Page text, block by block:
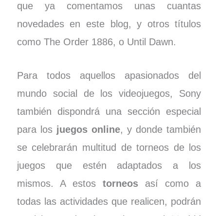
que ya comentamos unas cuantas
novedades en este blog, y otros títulos
como The Order 1886, o Until Dawn.
Para todos aquellos apasionados del
mundo social de los videojuegos, Sony
también dispondrá una sección especial
para los juegos online, y donde también
se celebrarán multitud de torneos de los
juegos que estén adaptados a los
mismos. A estos torneos así como a
todas las actividades que realicen, podrán